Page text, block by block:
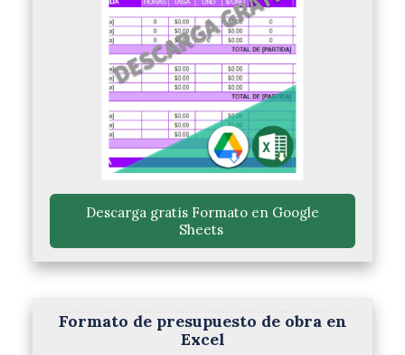
Sheets
Formato de presupuesto de obra en
Excel